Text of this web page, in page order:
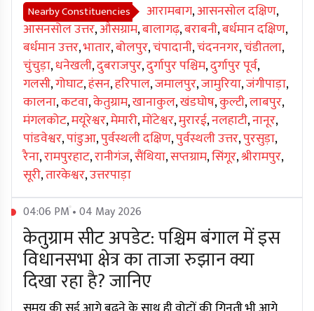
Nearby Constituencies आरामबाग,आसनसोल दक्षिण,
आसनसोल उत्तर,औसग्राम,बालागढ़,बराबनी,बर्धमान दक्षिण,
बर्धमान उत्तर,भातार,बोलपुर,चंपादानी,चंदननगर,चंडीतला,
चुंचुड़ा,धनेखली,दुबराजपुर,दुर्गापुर पश्चिम,दुर्गापुर पूर्व,
गलसी,गोघाट,हंसन,हरिपाल,जमालपुर,जामुरिया,जंगीपाड़ा,
कालना,कटवा,केतुग्राम,खानाकुल,खंडघोष,कुल्टी,लाबपुर,
मंगलकोट,मयूरेश्वर,मेमारी,मोंटेश्वर,मुरारई,नलहाटी,नानूर,
पांडवेश्वर,पांडुआ,पुर्वस्थली दक्षिण,पुर्वस्थली उत्तर,पुरसुड़ा,
रैना,रामपुरहाट,रानीगंज,सैंथिया,सप्तग्राम,सिंगूर,श्रीरामपुर,
सूरी,तारकेश्वर,उत्तरपाड़ा
04:06 PM • 04 May 2026
केतुग्राम सीट अपडेट: पश्चिम बंगाल में इस
विधानसभा क्षेत्र का ताजा रुझान क्या
दिखा रहा है? जानिए